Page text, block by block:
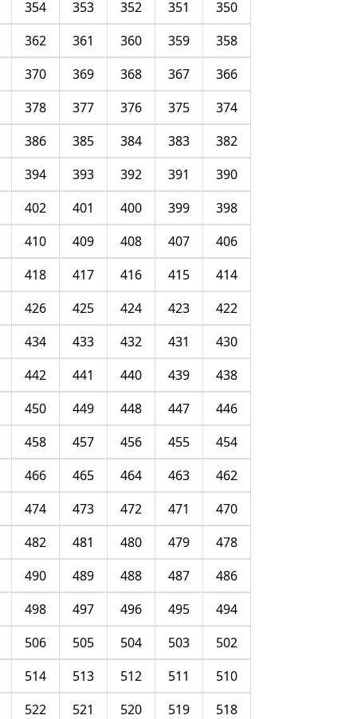
350
351
352
353
354
358
359
360
361
362
366
367
368
369
370
374
375
376
377
378
382
383
384
385
386
390
391
392
393
394
398
399
400
401
402
406
407
408
409
410
414
415
416
417
418
422
423
424
425
426
430
431
432
433
434
438
439
440
441
442
446
447
448
449
450
454
455
456
457
458
462
463
464
465
466
470
471
472
473
474
478
479
480
481
482
486
487
488
489
490
494
495
496
497
498
502
503
504
505
506
510
511
512
513
514
518
519
520
521
522